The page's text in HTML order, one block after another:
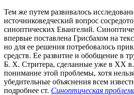
Тем же путем развивалось
источниковедческий вопрос
синоптических Евангелий.
впервые поставлена Грисбахом на
но для ее решения потребовалось
средств. Ее развитие и обобщение в
Б. Х. Стритера, сделанные уже в XX
понимание этой проблемы, хотя
убедительные объяснения всем
подробнее ст. Синоптическая